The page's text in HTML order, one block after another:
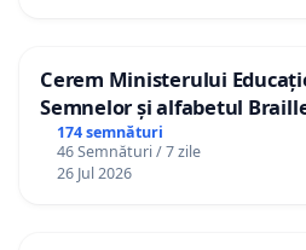
Cerem Ministerului
Semnelor și alfabetul
Republica Moldova!
174 semnături
46 Semnături / 7 zile
26 Jul 2026